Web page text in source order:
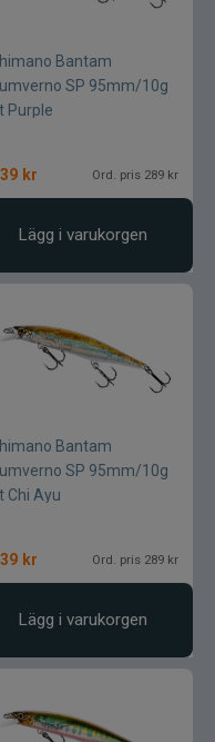
Bantam
SP 95mm/10g
Purple
kr Ord. pris 289 kr
Lägg i varukorgen
Bantam
SP 95mm/10g
Chi Ayu
kr Ord. pris 289 kr
Lägg i varukorgen